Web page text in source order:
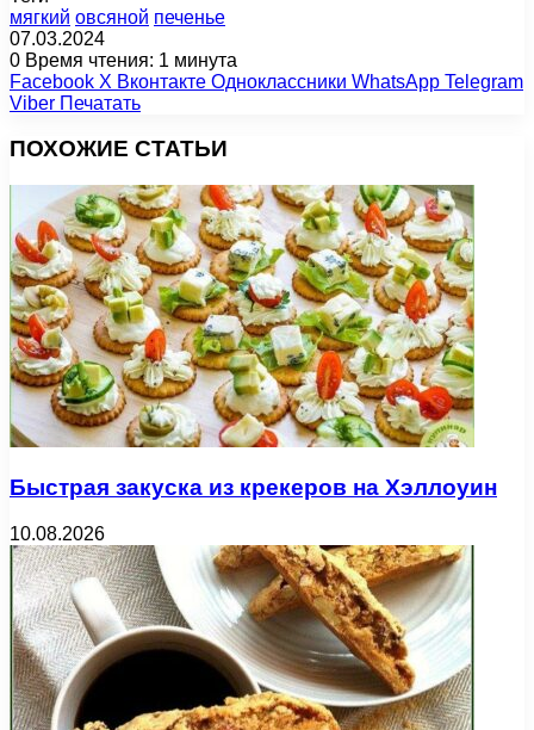
мягкий овсяной печенье
07.03.2024
0 Время чтения: 1 минута
Facebook X Вконтакте Одноклассники WhatsApp Telegram
Viber Печатать
ПОХОЖИЕ СТАТЬИ
Быстрая закуска из крекеров на Хэллоуин
10.08.2026